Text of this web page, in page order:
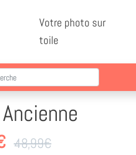
Votre photo sur
toile
48,99€